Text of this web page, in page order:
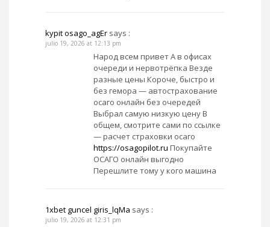
kypit osago_agEr says :
julio 19, 2026 at 12:13 pm
Народ всем привет А в офисах
очереди и нервотрёпка Везде
разные цены Короче, быстро и
без гемора — автострахование
осаго онлайн без очередей
Выбрал самую низкую цену В
общем, смотрите сами по ссылке
— расчет страховки осаго
https://osagopilot.ru Покупайте
ОСАГО онлайн выгодно
Перешлите тому у кого машина
1xbet guncel giris_lqMa says :
julio 19, 2026 at 12:31 pm